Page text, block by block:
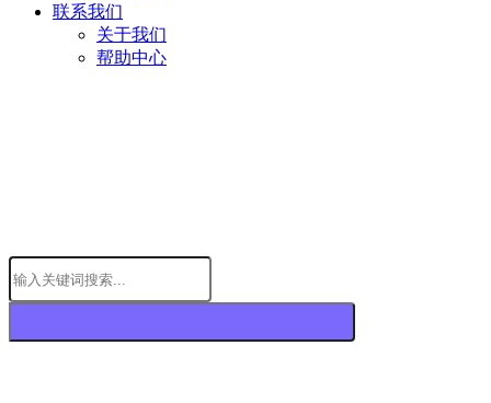
联系我们
关于我们
帮助中心